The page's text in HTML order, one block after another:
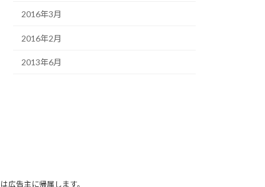
2016年3月
2016年2月
2013年6月
広告主に帰属します。